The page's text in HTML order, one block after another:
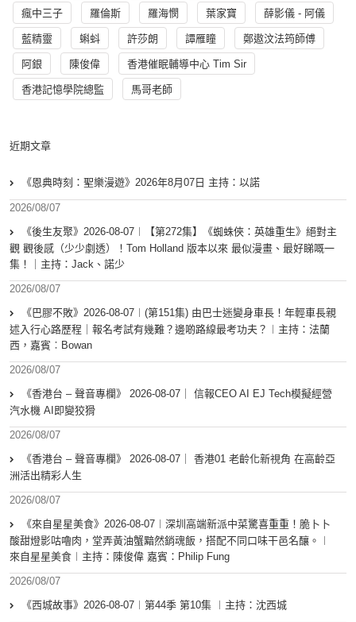
瘋中三子 羅倫斯 羅海憫 葉家寶 薛影儀 - 阿儀
藍精靈 蝌蚪 許莎朗 譚雁瞳 鄭遨汶法筠師傅
阿銀 陳俊偉 香港催眠輔導中心 Tim Sir
香港記憶學院總監 馬哥老師
近期文章
《恩典時刻：聖樂漫遊》2026年8月07日 主持：以諾
2026/08/07
《後生友聚》2026-08-07︱【第272集】《蜘蛛俠：英雄重生》絕對主
觀 觀後感（少少劇透）！Tom Holland 版本以來 最似漫畫、最好睇嘅一
集！｜主持：Jack、諾少
2026/08/07
《巴膠不敗》2026-08-07︱(第151集) 由巴士迷變身車長！年輕車長親
述入行心路歷程｜報名考試有幾難？邊啲路線最考功夫？︱主持：法蘭
西，嘉賓︰Bowan
2026/08/07
《香港台 – 聲音專欄》 2026-08-07｜ 信報CEO AI EJ Tech模擬經營
汽水機 AI即變狡猾
2026/08/07
《香港台 – 聲音專欄》 2026-08-07｜ 香港01 老齡化新視角 在高齡亞
洲活出精彩人生
2026/08/07
《來自星星美食》2026-08-07︱深圳高端新派中菜驚喜重重！脆卜卜
酸甜燈影咕嚕肉，堂弄黃油蟹黯然銷魂飯，搭配不同口味干邑名釀。︱
來自星星美食︱主持：陳俊偉 嘉賓：Philip Fung
2026/08/07
《西城故事》2026-08-07︱第44季 第10集 ︱主持：沈西城